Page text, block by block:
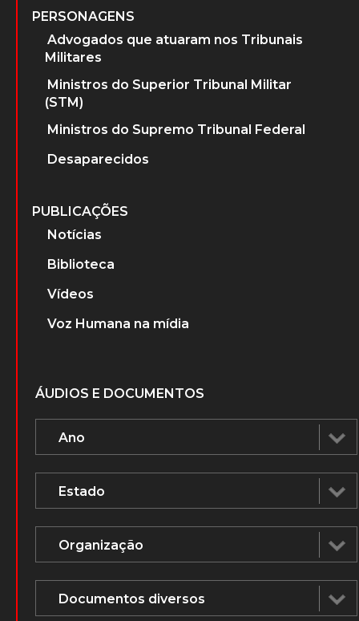
PERSONAGENS
Advogados que atuaram nos Tribunais
Militares
Ministros do Superior Tribunal Militar
(STM)
Ministros do Supremo Tribunal Federal
Desaparecidos
PUBLICAÇÕES
Notícias
Biblioteca
Vídeos
Voz Humana na mídia
ÁUDIOS E DOCUMENTOS